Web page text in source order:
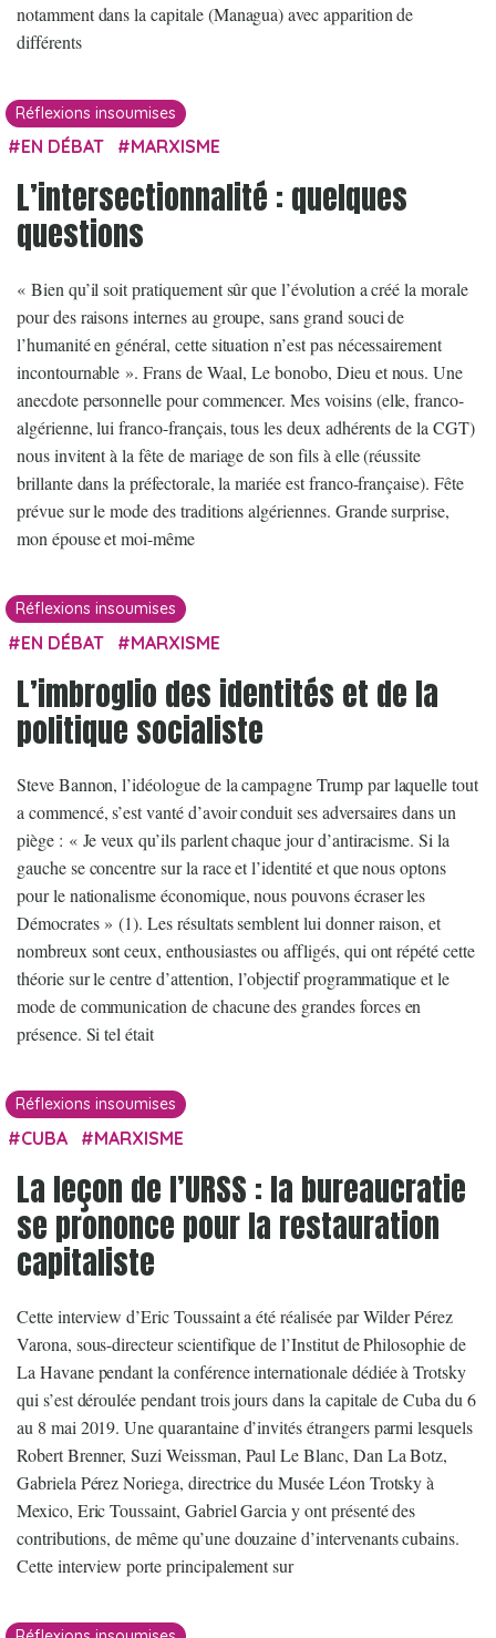
notamment dans la capitale (Managua) avec apparition de
différents
Réflexions insoumises
EN DÉBAT MARXISME
L’intersectionnalité : quelques
questions
« Bien qu’il soit pratiquement sûr que l’évolution a créé la morale
pour des raisons internes au groupe, sans grand souci de
l’humanité en général, cette situation n’est pas nécessairement
incontournable ». Frans de Waal, Le bonobo, Dieu et nous. Une
anecdote personnelle pour commencer. Mes voisins (elle, franco-
algérienne, lui franco-français, tous les deux adhérents de la CGT)
nous invitent à la fête de mariage de son fils à elle (réussite
brillante dans la préfectorale, la mariée est franco-française). Fête
prévue sur le mode des traditions algériennes. Grande surprise,
mon épouse et moi-même
Réflexions insoumises
EN DÉBAT MARXISME
L’imbroglio des identités et de la
politique socialiste
Steve Bannon, l’idéologue de la campagne Trump par laquelle tout
a commencé, s’est vanté d’avoir conduit ses adversaires dans un
piège : « Je veux qu’ils parlent chaque jour d’antiracisme. Si la
gauche se concentre sur la race et l’identité et que nous optons
pour le nationalisme économique, nous pouvons écraser les
Démocrates » (1). Les résultats semblent lui donner raison, et
nombreux sont ceux, enthousiastes ou affligés, qui ont répété cette
théorie sur le centre d’attention, l’objectif programmatique et le
mode de communication de chacune des grandes forces en
présence. Si tel était
Réflexions insoumises
CUBA MARXISME
La leçon de l’URSS : la bureaucratie
se prononce pour la restauration
capitaliste
Cette interview d’Eric Toussaint a été réalisée par Wilder Pérez
Varona, sous-directeur scientifique de l’Institut de Philosophie de
La Havane pendant la conférence internationale dédiée à Trotsky
qui s’est déroulée pendant trois jours dans la capitale de Cuba du 6
au 8 mai 2019. Une quarantaine d’invités étrangers parmi lesquels
Robert Brenner, Suzi Weissman, Paul Le Blanc, Dan La Botz,
Gabriela Pérez Noriega, directrice du Musée Léon Trotsky à
Mexico, Eric Toussaint, Gabriel Garcia y ont présenté des
contributions, de même qu’une douzaine d’intervenants cubains.
Cette interview porte principalement sur